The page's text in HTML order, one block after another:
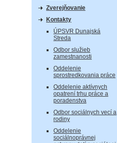
Zverejňovanie
Kontakty
ÚPSVR Dunajská
Streda
Odbor služieb
zamestnanosti
Oddelenie
sprostredkovania práce
Oddelenie aktívnych
opatrení trhu práce a
poradenstva
Odbor sociálnych vecí a
rodiny
Oddelenie
sociálnoprávnej